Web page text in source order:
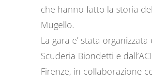
che hanno fatto la storia del
Mugello.
La gara e’ stata organizzata
Scuderia Biondetti e
Firenze, in collaborazione